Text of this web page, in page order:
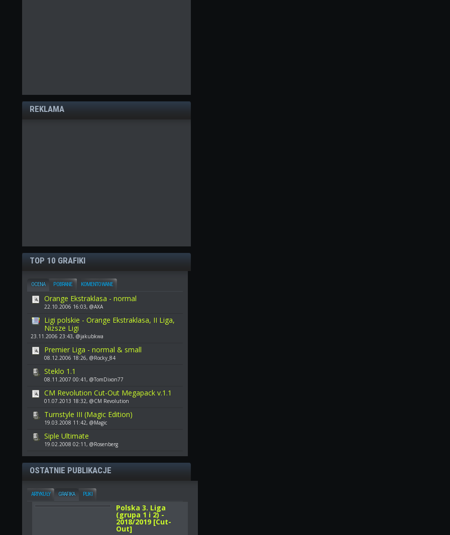
REKLAMA
TOP 10 GRAFIKI
OCENA POBRANE KOMENTOWANE
Orange Ekstraklasa - normal
22.10.2006 16:03, @AXA
Ligi polskie - Orange Ekstraklasa, II Liga,
Niższe Ligi
23.11.2006 23:43, @jakubkwa
Premier Liga - normal & small
08.12.2006 18:26, @Rocky_84
Steklo 1.1
08.11.2007 00:41, @TomDixon77
CM Revolution Cut-Out Megapack v.1.1
01.07.2013 18:32, @CM Revolution
Turnstyle III (Magic Edition)
19.03.2008 11:42, @Magic
Siple Ultimate
19.02.2008 02:11, @Rosenberg
OSTATNIE PUBLIKACJE
ARTYKUŁY GRAFIKA PLIKI
Polska 3. Liga
(grupa 1 i 2) -
2018/2019 [Cut-
Out]